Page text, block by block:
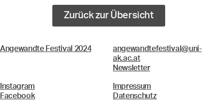
Zurück zur Übersicht
Angewandte Festival 2024
angewandtefestival@uni-
ak.ac.at
Newsletter
Instagram
Facebook
Impressum
Datenschutz